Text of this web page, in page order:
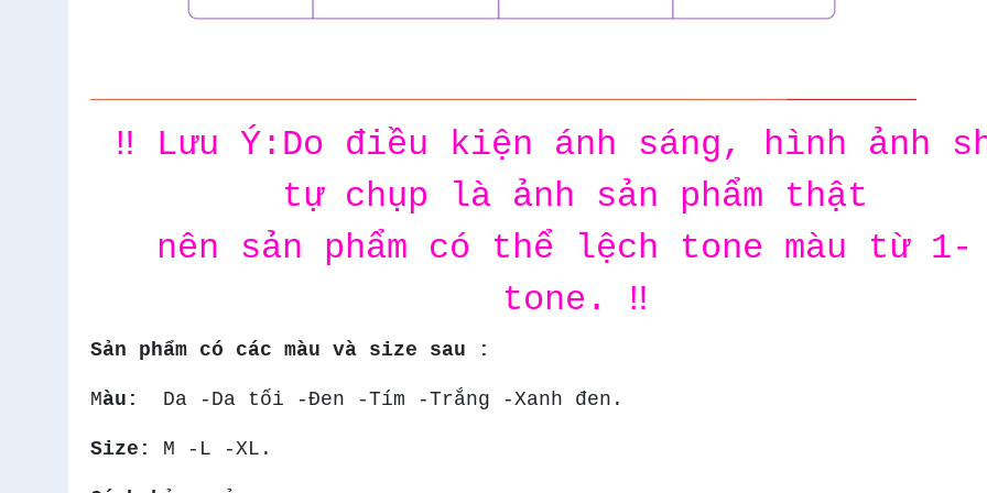
‼️ Lưu Ý:Do điều kiện ánh sáng, hình ảnh
tự chụp là ảnh sản phẩm thật
nên sản phẩm có thể lệch tone màu từ 1-
tone. ‼️
Sản phẩm có các màu và size sau :
Màu: Da -Da tối -Đen -Tím -Trắng -Xanh đen.
Size: M -L -XL.